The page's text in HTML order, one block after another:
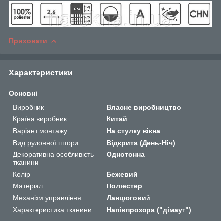
Приховати
Характеристики
Основні
Виробник
Власне виробництво
Країна виробник
Китай
Варіант монтажу
На стулку вікна
Вид рулонної штори
Відкрита (День-Ніч)
Декоративна особливість
тканини
Однотонна
Колір
Бежевий
Матеріал
Поліестер
Механізм управління
Ланцюговий
Характеристика тканини
Напівпрозора ("дімаут")